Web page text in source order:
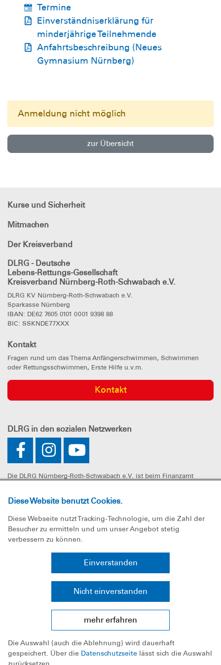
Termine
Einverständniserklärung für
minderjährige Teilnehmende
Anfahrtsbeschreibung (Neues
Gymnasium Nürnberg)
Anmeldung nicht möglich
zur Übersicht
Diese Website benutzt Cookies.
Diese Webseite nutzt Tracking-Technologie, um die Zahl der
Besucher zu ermitteln und um unser Angebot stetig
verbessern zu können.
Einverstanden
Nicht einverstanden
mehr erfahren
Die Auswahl (auch die Ablehnung) wird dauerhaft
gespeichert. Über die Datenschutzseite lässt sich die Auswahl
Kurse und Sicherheit
Mitmachen
Der Kreisverband
DLRG - Deutsche
Lebens-Rettungs-Gesellschaft
Kreisverband Nürnberg-Roth-Schwabach e.V.
DLRG KV Nürnberg-Roth-Schwabach e.V.
Sparkasse Nürnberg
IBAN: DE62 7605 0101 0001 9398 88
BIC: SSKNDE77XXX
Kontakt
Fragen rund um das Thema Anfängerschwimmen, Schwimmen
oder Rettungsschwimmen, Erste Hilfe u.v.m.
Kontakt
DLRG in den sozialen Netzwerken
Die DLRG Nürnberg-Roth-Schwabach e.V. ist beim Finanzamt
gemacht werden.
Datenschutz
Landesverband Bayern e.V.